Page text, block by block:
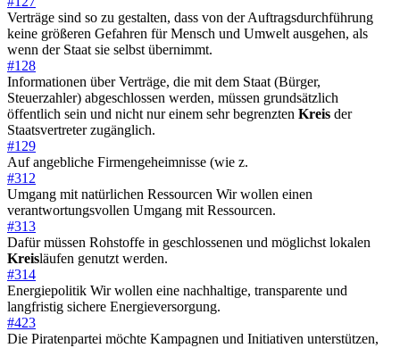
Verträge sind so zu gestalten, dass von der Auftragsdurchführung
keine größeren Gefahren für Mensch und Umwelt ausgehen, als
wenn der Staat sie selbst übernimmt.
#128
Informationen über Verträge, die mit dem Staat (Bürger,
Steuerzahler) abgeschlossen werden, müssen grundsätzlich
öffentlich sein und nicht nur einem sehr begrenzten Kreis der
Staatsvertreter zugänglich.
#129
Auf angebliche Firmengeheimnisse (wie z.
#312
Umgang mit natürlichen Ressourcen Wir wollen einen
verantwortungsvollen Umgang mit Ressourcen.
#313
Dafür müssen Rohstoffe in geschlossenen und möglichst lokalen
Kreisläufen genutzt werden.
#314
Energiepolitik Wir wollen eine nachhaltige, transparente und
langfristig sichere Energieversorgung.
#423
Die Piratenpartei möchte Kampagnen und Initiativen unterstützen,